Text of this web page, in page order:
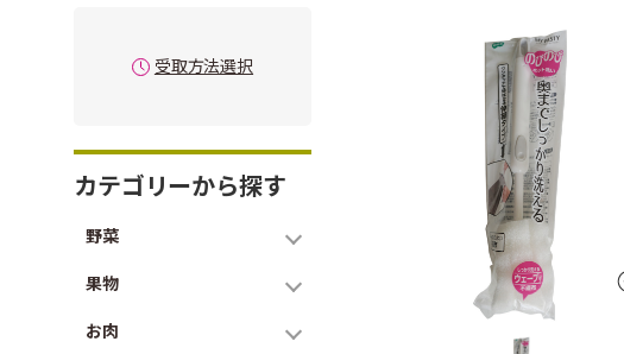
受取方法選択
カテゴリーから探す
野菜
果物
お肉